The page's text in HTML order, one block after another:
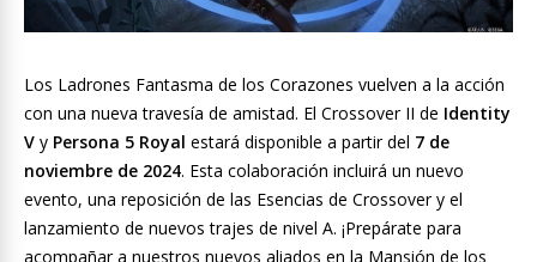
Los Ladrones Fantasma de los Corazones vuelven a la acción
con una nueva travesía de amistad. El Crossover II de Identity
V y Persona 5 Royal estará disponible a partir del 7 de
noviembre de 2024. Esta colaboración incluirá un nuevo
evento, una reposición de las Esencias de Crossover y el
lanzamiento de nuevos trajes de nivel A. ¡Prepárate para
acompañar a nuestros nuevos aliados en la Mansión de los